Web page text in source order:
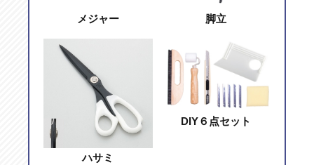
メジャー 脚立
ハサミ
DIY６点セット